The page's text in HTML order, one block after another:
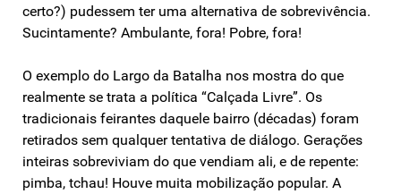
certo?) pudessem ter uma alternativa de sobrevivência.
Sucintamente? Ambulante, fora! Pobre, fora!
O exemplo do Largo da Batalha nos mostra do que
realmente se trata a política “Calçada Livre”. Os
tradicionais feirantes daquele bairro (décadas) foram
retirados sem qualquer tentativa de diálogo. Gerações
inteiras sobreviviam do que vendiam ali, e de repente:
pimba, tchau! Houve muita mobilização popular. A